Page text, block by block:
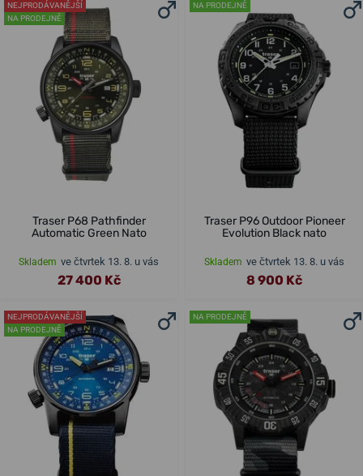
NEJPRODÁVANĚJŠÍ
NA PRODEJNĚ
Traser P68 Pathfinder
Automatic Green Nato
Skladem ve čtvrtek 13. 8. u vás
27 400 Kč
NA PRODEJNĚ
Traser P96 Outdoor Pioneer
Evolution Black nato
Skladem ve čtvrtek 13. 8. u vás
8 900 Kč
NEJPRODÁVANĚJŠÍ
NA PRODEJNĚ
NA PRODEJNĚ